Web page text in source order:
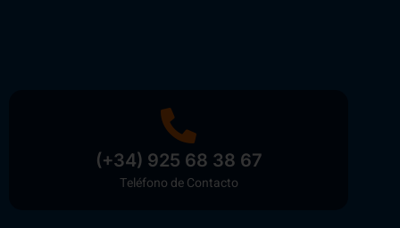
(+34) 925 68 38 67
Teléfono de Contacto